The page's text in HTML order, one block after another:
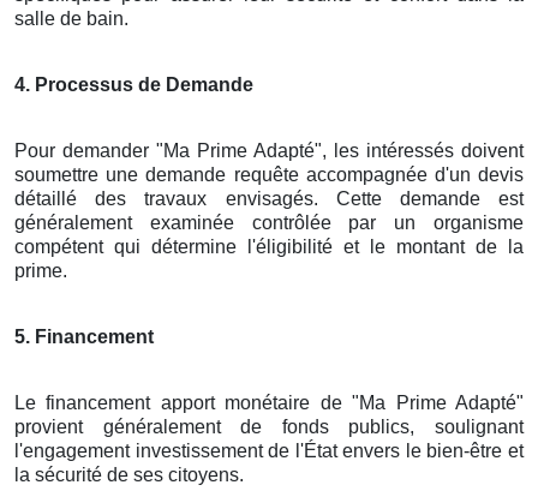
salle de bain.
4. Processus de Demande
Pour demander "Ma Prime Adapté", les intéressés doivent
soumettre une demande requête accompagnée d'un devis
détaillé des travaux envisagés. Cette demande est
généralement examinée contrôlée par un organisme
compétent qui détermine l'éligibilité et le montant de la
prime.
5. Financement
Le financement apport monétaire de "Ma Prime Adapté"
provient généralement de fonds publics, soulignant
l'engagement investissement de l'État envers le bien-être et
la sécurité de ses citoyens.